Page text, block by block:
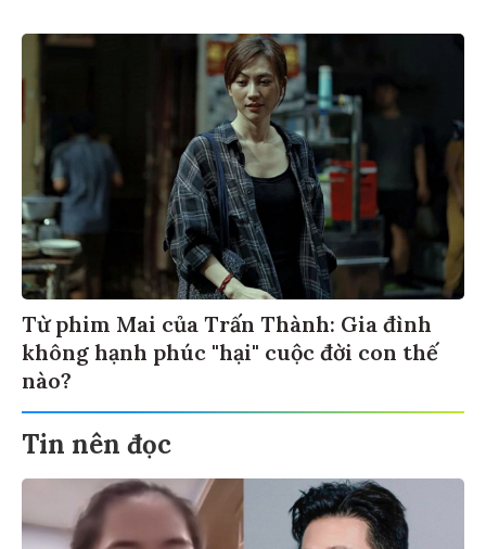
Từ phim Mai của Trấn Thành: Gia đình
không hạnh phúc "hại" cuộc đời con thế
nào?
Tin nên đọc